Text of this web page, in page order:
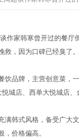
作家韩寒曾开过的餐
救，因为口碑已经臭了
饮品牌，主营创意菜
城店、西单大悦城店、
满韩式风格，备受广大
价格偏高。